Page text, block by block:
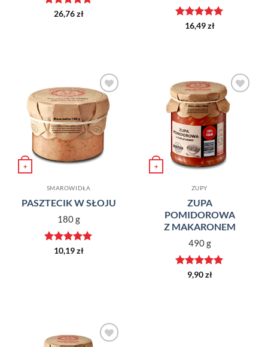
Oceniono
26,76zł
Oceniono
16,49zł
Dodaj do
ulubionych
+
SMAROWIDŁA
PASZTECIK W SŁOJU
180 g
Oceniono
10,19zł
Dodaj do
ulubionych
+
ZUPY
ZUPA
POMIDOROWA
Z MAKARONEM
490 g
Oceniono
9,90zł